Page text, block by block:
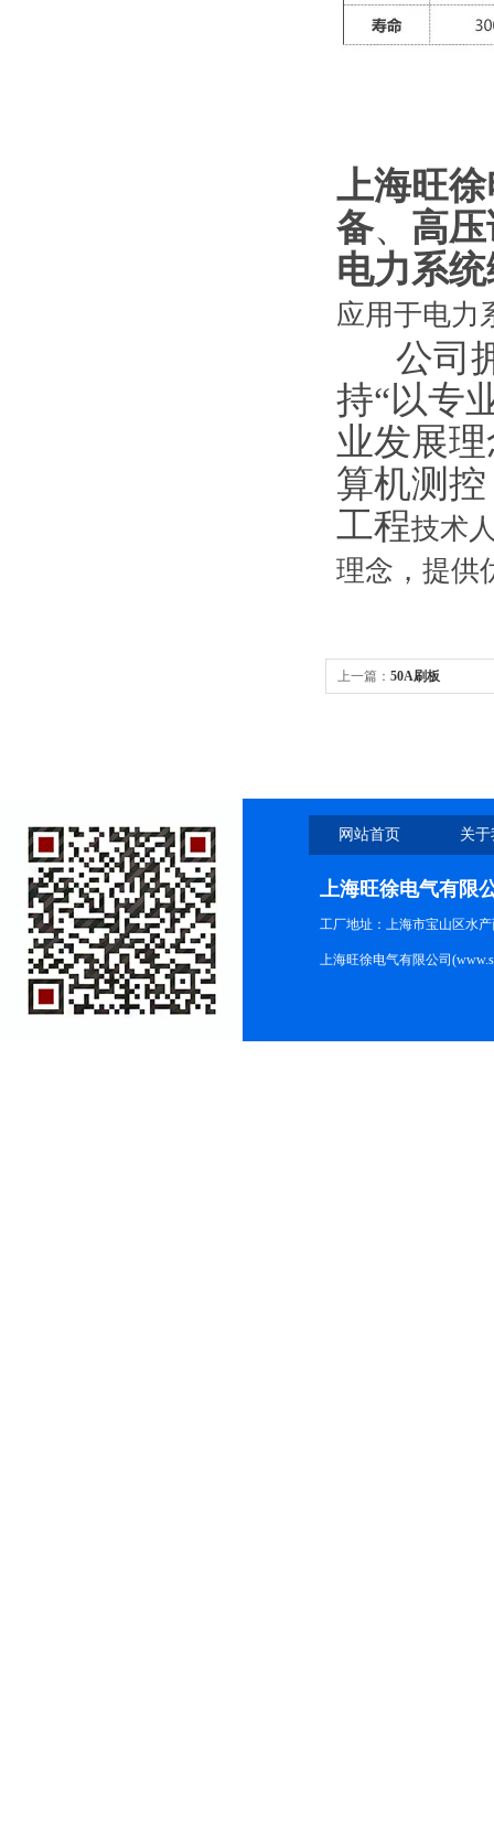
上海旺
备、 高
电力系
应用于电力
公司拥
持“以专
业发展
算机测
工程技术
理念，提供
上一篇： 50A刷板
网站首页 关
上海旺徐电气有限
工厂地址：上海市宝山区水产
上海旺徐电气有限公司